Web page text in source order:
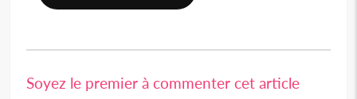
Soyez le premier à commenter cet article